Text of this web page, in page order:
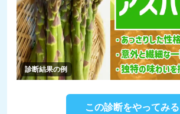
診断結果の例
この診断をやってみる